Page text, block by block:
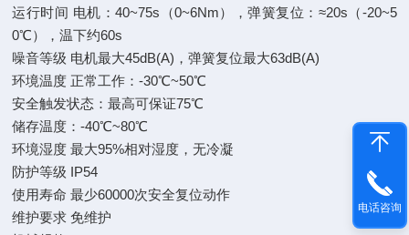
运行时间 电机：40~75s（0~6Nm），弹簧复位：≈20s（-20~5
0℃），温下约60s
噪音等级 电机最大45dB(A)，弹簧复位最大63dB(A)
环境温度 正常工作：-30℃~50℃
安全触发状态：最高可保证75℃
储存温度：-40℃~80℃
环境湿度最大95%相对湿度，无冷凝
防护等级 IP54
使用寿命最少60000次安全复位动作
维护要求免维护
电话咨询